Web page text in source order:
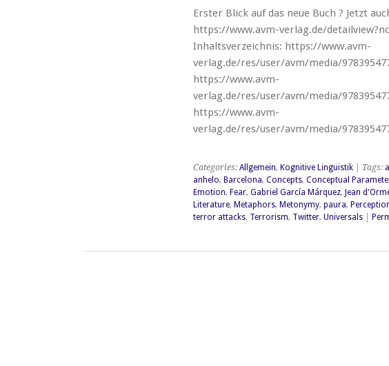
Crosslinguistic
Erster Blick auf das neue Buch ? Jetzt
https://www.avm-verlag.de/
Inhaltsverzeichnis: https://www.avm-
verlag.de/res/user/avm/media/
https://www.avm-
verlag.de/res/user/avm/media/
https://www.avm-
verlag.de/res/user/avm/media/
Categories: Allgemein, Kognitive Linguistik| Tags:
anhelo, Barcelona, Concepts, Conceptual
Emotion, Fear, Gabriel García Márquez, Jean
Literature, Metaphors, Metonymy, paura,
terror attacks, Terrorism, Twitter, Universals|